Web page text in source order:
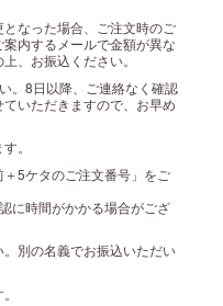
なった場合、ご注文時のご
内するメールで金額が異な
、お振込ください。
。8日以降、ご連絡なく確認
いただきますので、お早め
。
5ケタのご注文番号」をご
に時間がかかる場合がござ
別の名義でお振込いただい